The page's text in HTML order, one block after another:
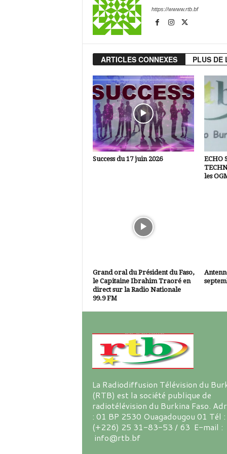
https://wwww.rtb.bf
ARTICLES CONNEXES PLUS DE
Success du 17 juin 2026
ECHO
les
Grand oral du Président du Faso,
le Capitaine Ibrahim Traoré en
direct sur la Radio Nationale
99.9 FM
La Radiodiffusion Télévision du
(RTB) est la société publique de
radiotélévision du Burkina Faso.
: 01 BP 2530 Ouagadougou 01 Tél :
(+226) 25 31-83-53 / 63 E-mail :
info@rtb.bf